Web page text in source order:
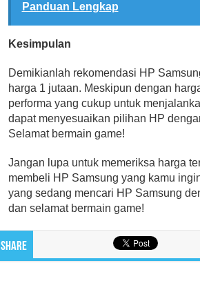
Panduan Lengkap
Kesimpulan
Demikianlah rekomendasi HP
harga 1 jutaan. Meskipun dengan
performa yang cukup untuk
dapat menyesuaikan pilihan HP
Selamat bermain game!
Jangan lupa untuk memeriksa harga
membeli HP Samsung yang kamu
yang sedang mencari HP Samsung
dan selamat bermain game!
Share